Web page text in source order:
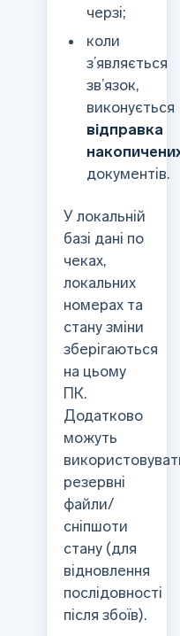
черзі;
коли
з’являється
зв’язок,
виконується
відправка
документів.
У локальній
базі дані по
чеках,
локальних
номерах та
стану зміни
зберігаються
на цьому
ПК.
Додатково
можуть
резервні
файли/
сніпшоти
стану (для
відновлення
послідовності
після збоїв).